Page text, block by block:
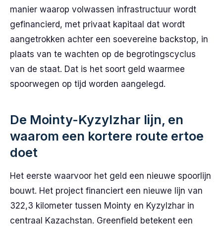
manier waarop volwassen infrastructuur wordt
gefinancierd, met privaat kapitaal dat wordt
aangetrokken achter een soevereine backstop, in
plaats van te wachten op de begrotingscyclus
van de staat. Dat is het soort geld waarmee
spoorwegen op tijd worden aangelegd.
De Mointy-Kyzylzhar lijn, en
waarom een kortere route ertoe
doet
Het eerste waarvoor het geld een nieuwe spoorlijn
bouwt. Het project financiert een nieuwe lijn van
322,3 kilometer tussen Mointy en Kyzylzhar in
centraal Kazachstan. Greenfield betekent een